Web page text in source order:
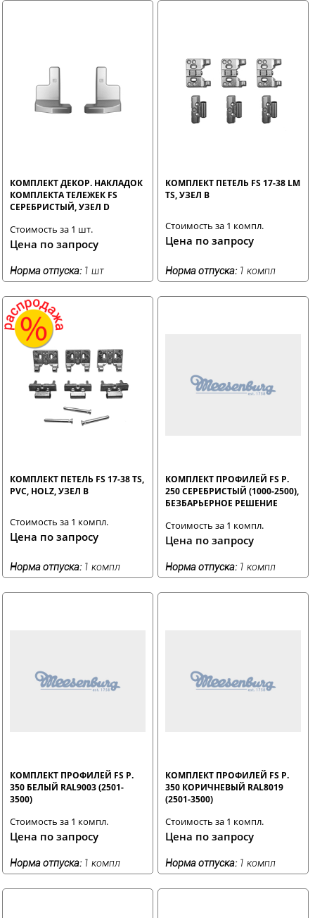
КОМПЛЕКТ ДЕКОР. НАКЛАДОК
КОМПЛЕКТА ТЕЛЕЖЕК FS
СЕРЕБРИСТЫЙ, УЗЕЛ D
Стоимость за 1 шт.
Цена по запросу
Норма отпуска: 1 шт
КОМПЛЕКТ ПЕТЕЛЬ FS 17-38 LM
TS, УЗЕЛ В
Стоимость за 1 компл.
Цена по запросу
Норма отпуска: 1 компл
КОМПЛЕКТ ПЕТЕЛЬ FS 17-38 TS,
PVC, HOLZ, УЗЕЛ В
Стоимость за 1 компл.
Цена по запросу
Норма отпуска: 1 компл
КОМПЛЕКТ ПРОФИЛЕЙ FS Р.
250 СЕРЕБРИСТЫЙ (1000-2500),
БЕЗБАРЬЕРНОЕ РЕШЕНИЕ
Стоимость за 1 компл.
Цена по запросу
Норма отпуска: 1 компл
КОМПЛЕКТ ПРОФИЛЕЙ FS Р.
350 БЕЛЫЙ RAL9003 (2501-
3500)
Стоимость за 1 компл.
Цена по запросу
Норма отпуска: 1 компл
КОМПЛЕКТ ПРОФИЛЕЙ FS Р.
350 КОРИЧНЕВЫЙ RAL8019
(2501-3500)
Стоимость за 1 компл.
Цена по запросу
Норма отпуска: 1 компл